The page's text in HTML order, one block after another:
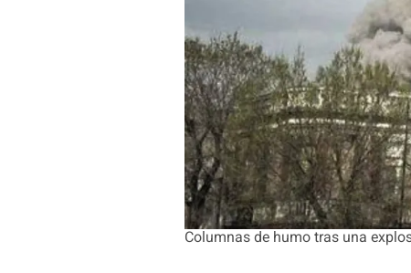
Columnas de humo tras una